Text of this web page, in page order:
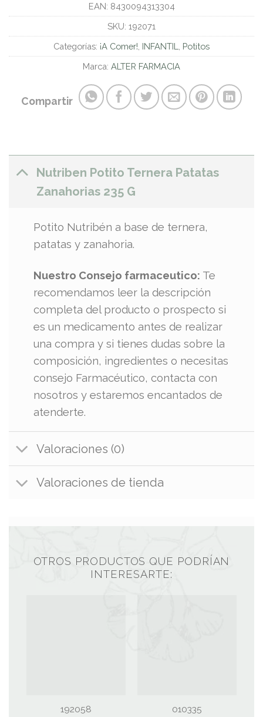
EAN: 8430094313304
SKU: 192071
Categorías: ¡A Comer! INFANTIL
Potitos
Marca: ALTER FARMACIA
Compartir
Nutriben Potito Ternera Patatas
Zanahorias 235 G
Potito Nutribén a base de ternera,
patatas y zanahoria.
Nuestro Consejo farmaceutico: Te
recomendamos leer la descripción
completa del producto o prospecto si
es un medicamento antes de realizar
una compra y si tienes dudas sobre la
composición, ingredientes o necesitas
consejo Farmacéutico, contacta con
nosotros y estaremos encantados de
atenderte.
Valoraciones (0)
Valoraciones de tienda
OTROS PRODUCTOS QUE PODRÍAN
INTERESARTE:
192058
010335